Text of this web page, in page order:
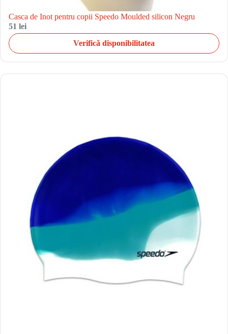
Casca de Inot pentru copii Speedo Moulded silicon Negru
51 lei
Verifică disponibilitatea